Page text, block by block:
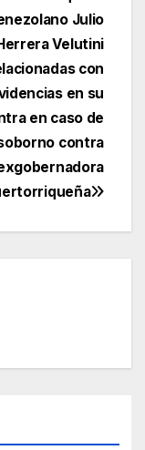
Julio
Velutini
con
en su
en caso de
contra